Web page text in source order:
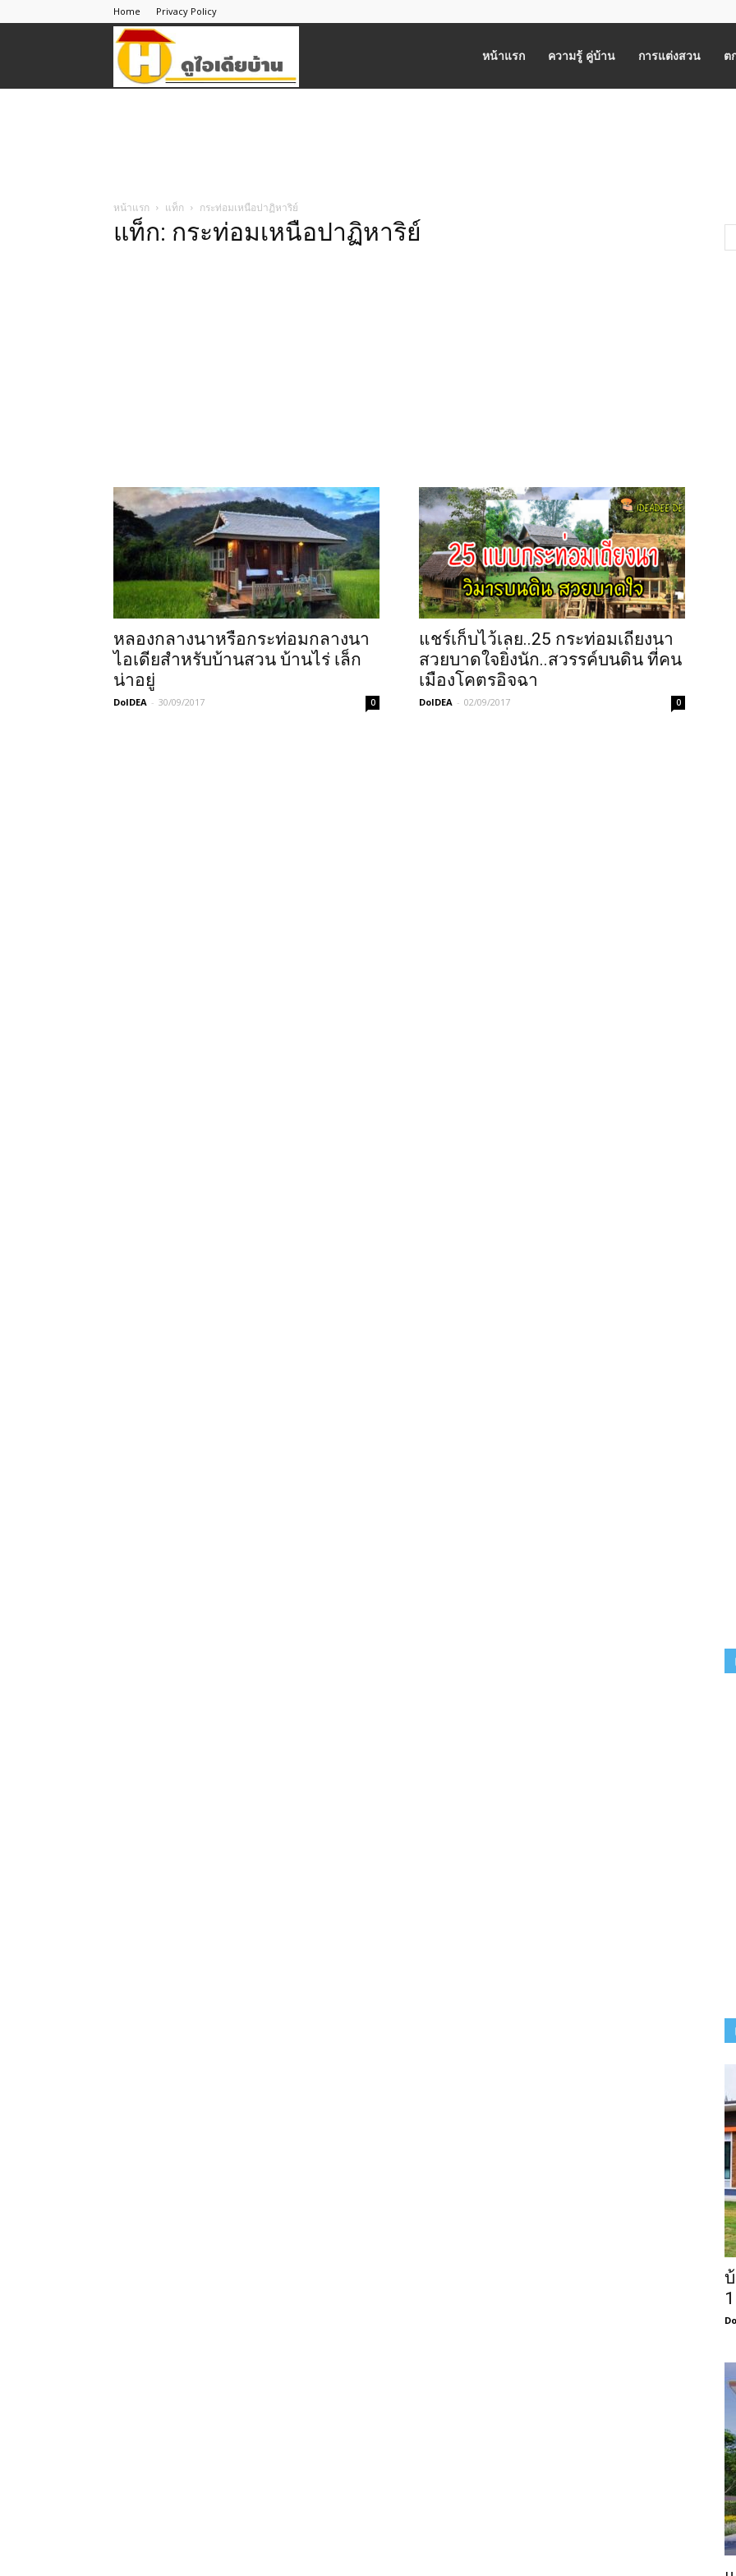
Home Privacy Policy
หน้าแรก ความรู้ คู่บ้าน การแต่งสวน ต
หน้าแรก แท็ก กระท่อมเหนือปาฏิหาริย์
แท็ก: กระท่อมเหนือปาฏิหาริย์
หลองกลางนาหรือกระท่อมกลางนา
ไอเดียสำหรับบ้านสวน บ้านไร่ เล็ก
น่าอยู่
DoIDEA - 30/09/2017 0
แชร์เก็บไว้เลย..25 กระท่อมเถียงนา
สวยบาดใจยิ่งนัก..สวรรค์บนดิน ที่คน
เมืองโคตรอิจฉา
DoIDEA - 02/09/2017 0